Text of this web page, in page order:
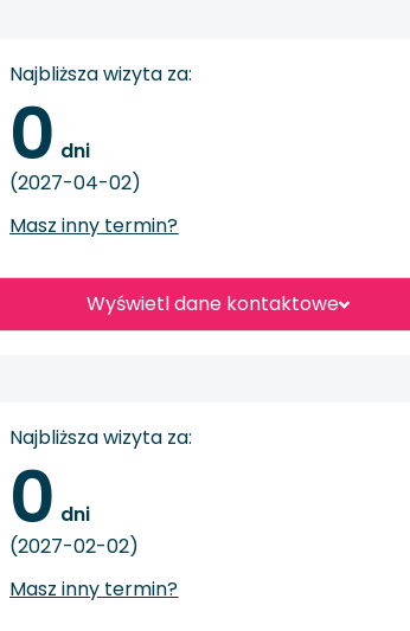
Wyświetl dane kontaktowe
Najbliższa wizyta za:
0 dni
(2027-04-02)
Masz inny termin?
Najbliższa wizyta za:
0 dni
(2027-02-02)
Masz inny termin?